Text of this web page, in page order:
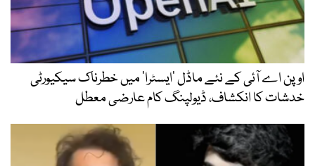
اوپن اے آئی کے نئے ماڈل ’ایسٹرا‘ میں خطرناک سیکیورٹی
خدشات کا انکشاف، ڈیولپنگ کام عارضی معطل